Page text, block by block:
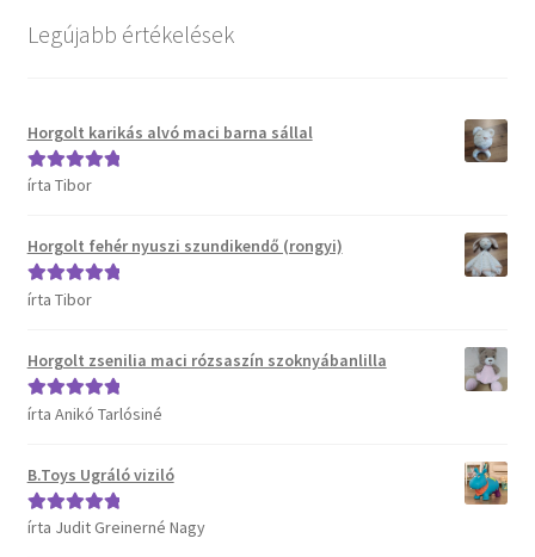
Kosár
Termékeink
B.Toys termékeink
DJECO termékeink
ERGOBAG táskák
Satch táskák, tolltartók és kiegészítők
Legújabb értékelések
Horgolt karikás alvó maci barna sállal
Értékelés:
írta Tibor
Horgolt fehér nyuszi szundikendő (rongyi)
Értékelés:
írta Tibor
Horgolt zsenilia maci rózsaszín szoknyábanlilla
Értékelés:5/
írta Anikó Tarlósiné
B.Toys Ugráló viziló
Értékelés:5/
írta Judit Greinerné Nagy